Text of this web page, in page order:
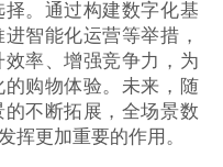
。通过构建数字化基
智能化运营等举措，
率、增强竞争力，为
购物体验。未来，随
不断拓展，全场景数
挥更加重要的作用。